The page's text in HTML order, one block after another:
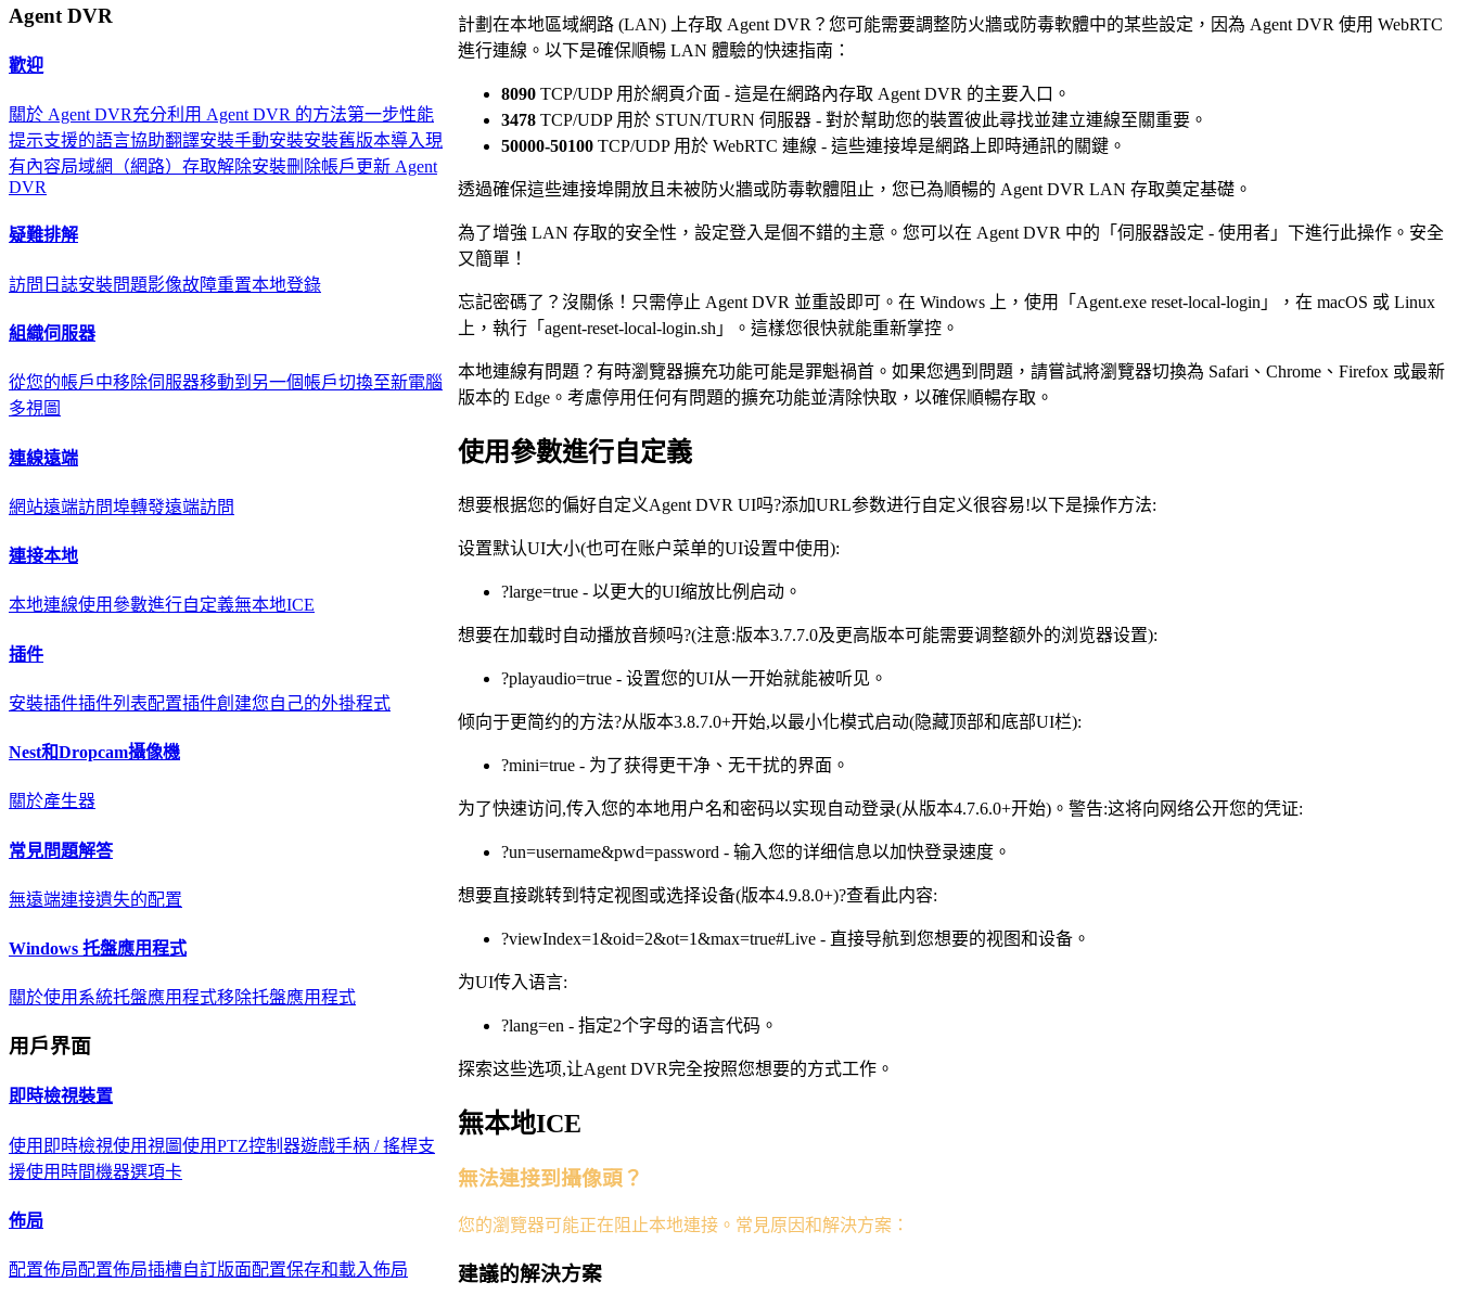
計劃在本地區域網路 (LAN) 上存取 Agent DVR？您可能需要調整防火牆或防毒軟體中的某些設定，因為 Agent DVR 使用 WebRTC
進行連線。以下是確保順暢 LAN 體驗的快速指南：
8090 TCP/UDP 用於網頁介面 - 這是在網路內存取 Agent DVR 的主要入口。
3478 TCP/UDP 用於 STUN/TURN 伺服器 - 對於幫助您的裝置彼此尋找並建立連線至關重要。
50000-50100 TCP/UDP 用於 WebRTC 連線 - 這些連接埠是網路上即時通訊的關鍵。
透過確保這些連接埠開放且未被防火牆或防毒軟體阻止，您已為順暢的 Agent DVR LAN 存取奠定基礎。
為了增強 LAN 存取的安全性，設定登入是個不錯的主意。您可以在 Agent DVR 中的「伺服器設定 - 使用者」下進行此操作。安全
又簡單！
忘記密碼了？沒關係！只需停止 Agent DVR 並重設即可。在 Windows 上，使用「Agent.exe reset-local-login」，在 macOS 或 Linux
上，執行「agent-reset-local-login.sh」。這樣您很快就能重新掌控。
本地連線有問題？有時瀏覽器擴充功能可能是罪魁禍首。如果您遇到問題，請嘗試將瀏覽器切換為 Safari、Chrome、Firefox 或最新
版本的 Edge。考慮停用任何有問題的擴充功能並清除快取，以確保順暢存取。
使用參數進行自定義
想要根据您的偏好自定义Agent DVR UI吗?添加URL参数进行自定义很容易!以下是操作方法:
设置默认UI大小(也可在账户菜单的UI设置中使用):
?large=true - 以更大的UI缩放比例启动。
想要在加载时自动播放音频吗?(注意:版本3.7.7.0及更高版本可能需要调整额外的浏览器设置):
?playaudio=true - 设置您的UI从一开始就能被听见。
倾向于更简约的方法?从版本3.8.7.0+开始,以最小化模式启动(隐藏顶部和底部UI栏):
?mini=true - 为了获得更干净、无干扰的界面。
为了快速访问,传入您的本地用户名和密码以实现自动登录(从版本4.7.6.0+开始)。警告:这将向网络公开您的凭证:
?un=username&pwd=password - 输入您的详细信息以加快登录速度。
想要直接跳转到特定视图或选择设备(版本4.9.8.0+)?查看此内容:
?viewIndex=1&oid=2&ot=1&max=true#Live - 直接导航到您想要的视图和设备。
为UI传入语言:
?lang=en - 指定2个字母的语言代码。
探索这些选项,让Agent DVR完全按照您想要的方式工作。
無本地ICE
無法連接到攝像頭？
您的瀏覽器可能正在阻止本地連接。常見原因和解決方案：
建議的解決方案
Agent DVR
歡迎
關於 Agent DVR充分利用 Agent DVR 的方法第一步性能
提示支援的語言協助翻譯安裝手動安裝安裝舊版本導入現
有內容局域網（網路）存取解除安裝刪除帳戶 更新 Agent
DVR
疑難排解
訪問日誌安裝問題影像故障重置本地登錄
組織伺服器
從您的帳戶中移除伺服器移動到另一個帳戶切換至新電腦
多視圖
連線遠端
網站遠端訪問埠轉發遠端訪問
連接本地
本地連線使用參數進行自定義無本地ICE
插件
安裝插件插件列表配置插件創建您自己的外掛程式
Nest和Dropcam攝像機
關於產生器
常見問題解答
無遠端連接遺失的配置
Windows 托盤應用程式
關於使用系統托盤應用程式移除托盤應用程式
用戶界面
即時檢視裝置
使用即時檢視使用視圖使用PTZ控制器遊戲手柄 / 搖桿支
援使用時間機器選項卡
佈局
配置佈局配置佈局插槽自訂版面配置保存和載入佈局